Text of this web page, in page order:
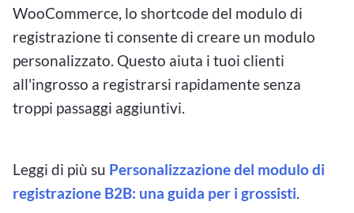
WooCommerce, lo shortcode del modulo di
registrazione ti consente di creare un modulo
personalizzato. Questo aiuta i tuoi clienti
all'ingrosso a registrarsi rapidamente senza
troppi passaggi aggiuntivi.
Leggi di più su Personalizzazione del modulo di
registrazione B2B: una guida per i grossisti.